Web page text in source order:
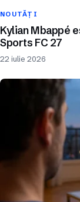
NOUTĂȚI
Kylian Mbappé
Sports FC 27
22 iulie 2026